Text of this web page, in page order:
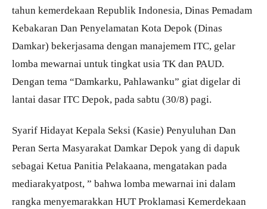
tahun kemerdekaan Republik Indonesia, Dinas Pemadam
Kebakaran Dan Penyelamatan Kota Depok (Dinas
Damkar) bekerjasama dengan manajemem ITC, gelar
lomba mewarnai untuk tingkat usia TK dan PAUD.
Dengan tema “Damkarku, Pahlawanku” giat digelar di
lantai dasar ITC Depok, pada sabtu (30/8) pagi.
Syarif Hidayat Kepala Seksi (Kasie) Penyuluhan Dan
Peran Serta Masyarakat Damkar Depok yang di dapuk
sebagai Ketua Panitia Pelakaana, mengatakan pada
mediarakyatpost, ” bahwa lomba mewarnai ini dalam
rangka menyemarakkan HUT Proklamasi Kemerdekaan